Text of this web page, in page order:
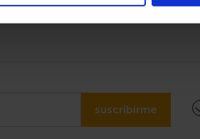
100% confiable
suscribirme